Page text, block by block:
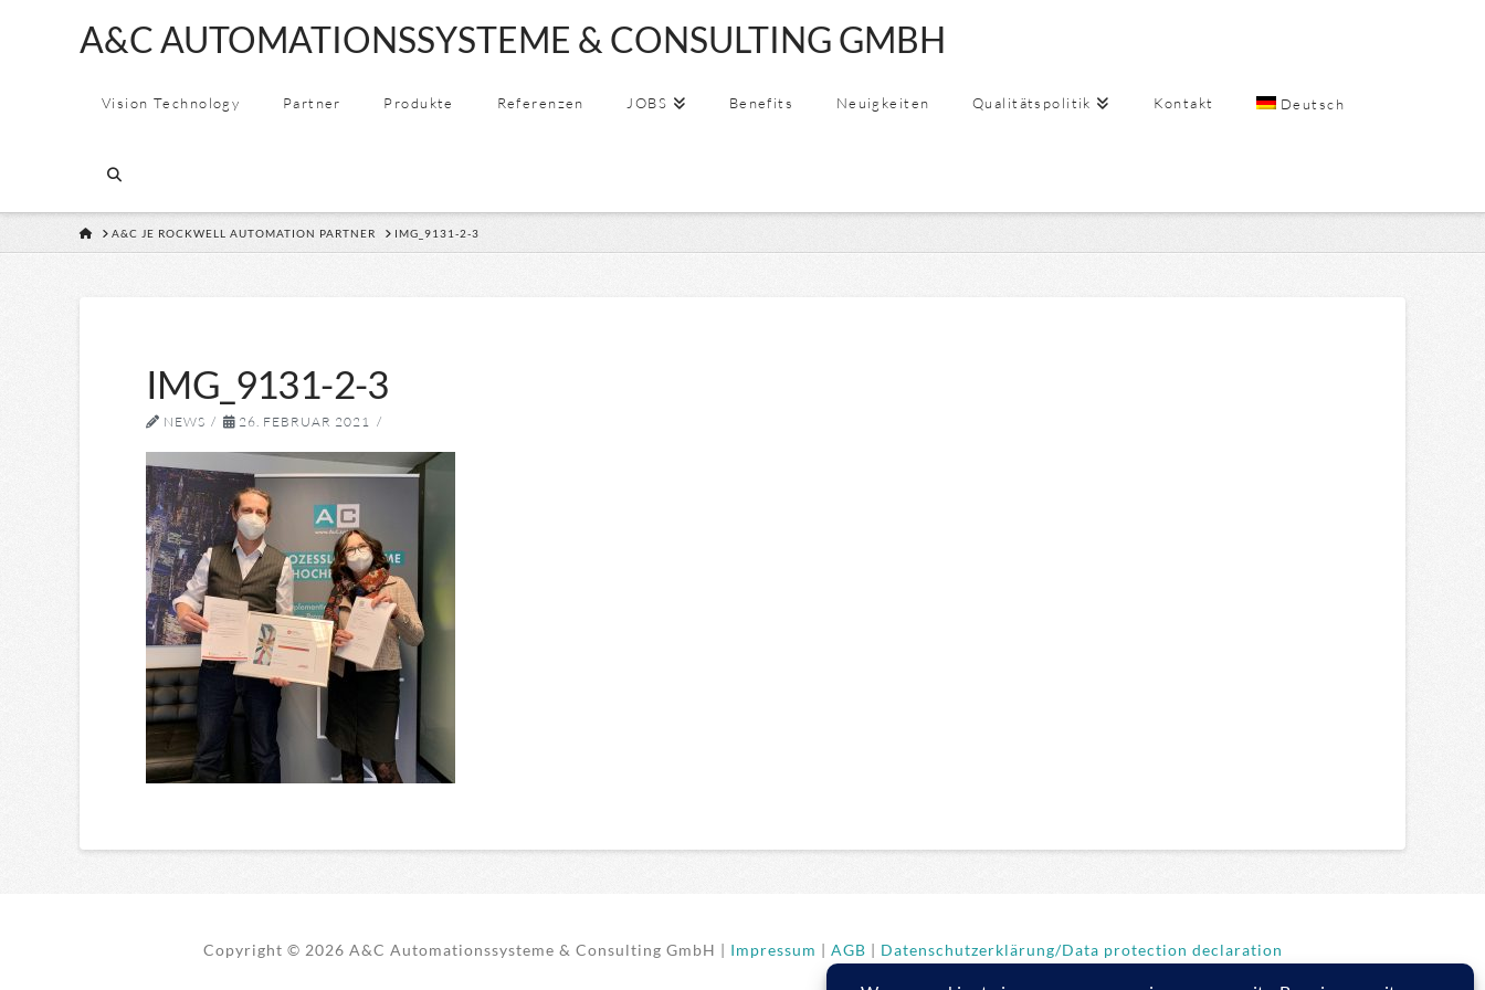
A&C
AUTOMATIONSSYSTEME
&
CONSULTING
GMBH
A&C AUTOMATIONSSYSTEME & CONSULTING GMBH
Vision Technology Partner Produkte Referenzen JOBS Benefits Neuigkeiten Qualitätspolitik Kontakt Deutsch
HOMEA&C JE ROCKWELL AUTOMATION PARTNER IMG_9131-2-3
IMG_9131-2-3
NEWS 26. FEBRUAR 2021
Copyright © 2026 A&C Automationssysteme & Consulting GmbH | Impressum | AGB | Datenschutzerklärung/Data protection declaration